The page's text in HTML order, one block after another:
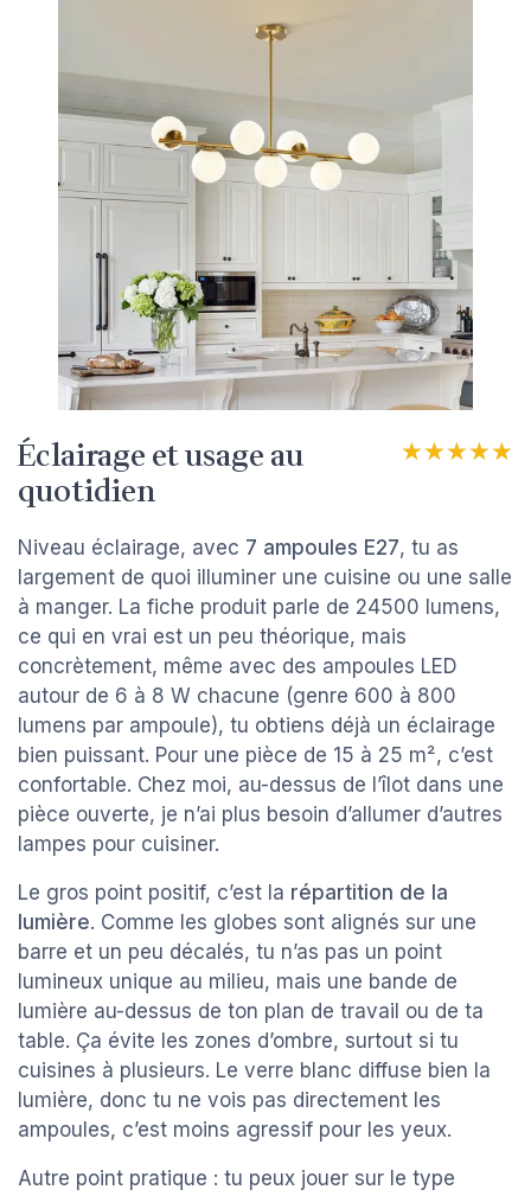
Éclairage et usage au
quotidien
★★★★★
★★★★★
Niveau éclairage, avec 7 ampoules E27, tu as
largement de quoi illuminer une cuisine ou une salle
à manger. La fiche produit parle de 24500 lumens,
ce qui en vrai est un peu théorique, mais
concrètement, même avec des ampoules LED
autour de 6 à 8 W chacune (genre 600 à 800
lumens par ampoule), tu obtiens déjà un éclairage
bien puissant. Pour une pièce de 15 à 25 m², c’est
confortable. Chez moi, au-dessus de l’îlot dans une
pièce ouverte, je n’ai plus besoin d’allumer d’autres
lampes pour cuisiner.
Le gros point positif, c’est la répartition de la
lumière. Comme les globes sont alignés sur une
barre et un peu décalés, tu n’as pas un point
lumineux unique au milieu, mais une bande de
lumière au-dessus de ton plan de travail ou de ta
table. Ça évite les zones d’ombre, surtout si tu
cuisines à plusieurs. Le verre blanc diffuse bien la
lumière, donc tu ne vois pas directement les
ampoules, c’est moins agressif pour les yeux.
Autre point pratique : tu peux jouer sur le type